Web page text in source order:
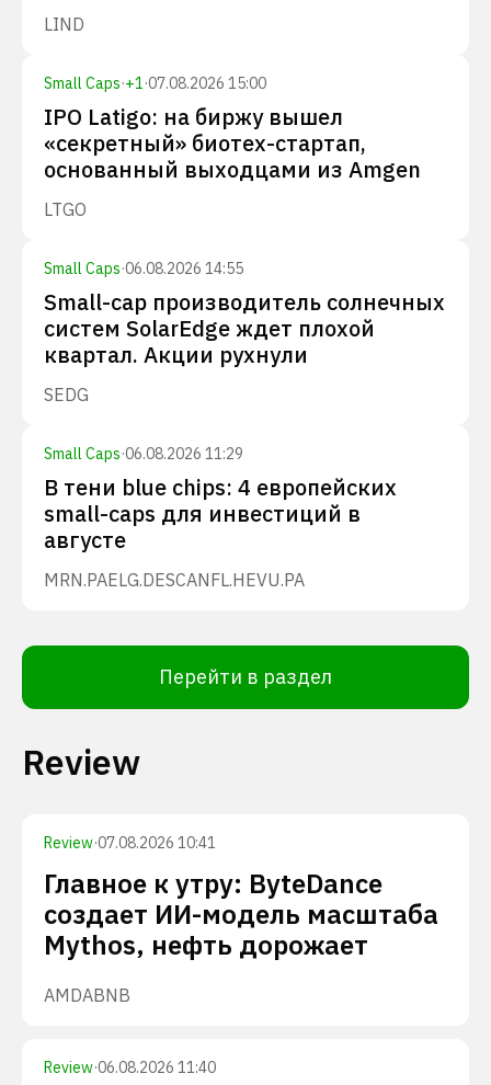
LIND
Small Caps·+1·07.08.2026 15:00
IPO Latigo: на биржу вышел
«секретный» биотех-стартап,
основанный выходцами из Amgen
LTGO
Small Caps·06.08.2026 14:55
Small-cap производитель солнечных
систем SolarEdge ждет плохой
квартал. Акции рухнули
SEDG
Small Caps·06.08.2026 11:29
В тени blue chips: 4 европейских
small-caps для инвестиций в
августе
MRN.PAELG.DESCANFL.HEVU.PA
Перейти в раздел
Review
Review·07.08.2026 10:41
Главное к утру: ByteDance
создает ИИ-модель масштаба
Mythos, нефть дорожает
AMDABNB
Review·06.08.2026 11:40